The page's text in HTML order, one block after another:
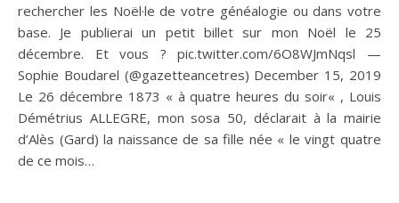
rechercher les Noël·le de votre généalogie ou dans votre
base. Je publierai un petit billet sur mon Noël le 25
décembre. Et vous ? pic.twitter.com/6O8WJmNqsl —
Sophie Boudarel (@gazetteancetres) December 15, 2019
Le 26 décembre 1873 « à quatre heures du soir« , Louis
Démétrius ALLEGRE, mon sosa 50, déclarait à la mairie
d’Alès (Gard) la naissance de sa fille née « le vingt quatre
de ce mois…